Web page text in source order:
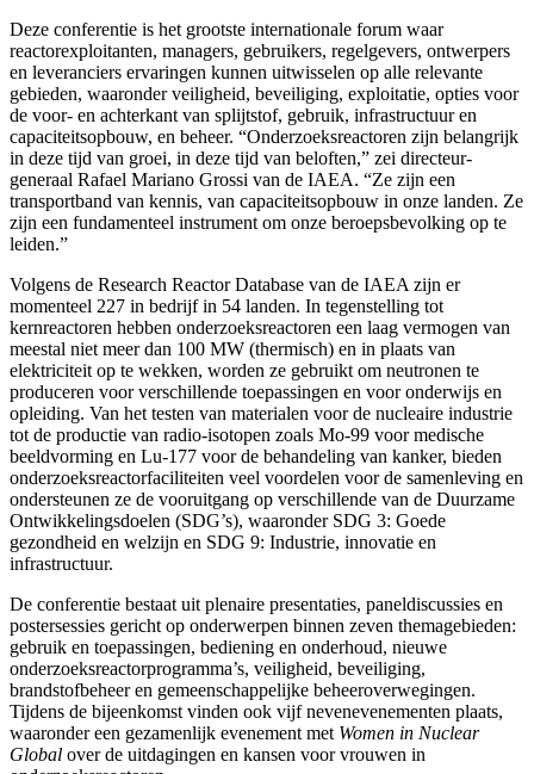
Deze conferentie is het grootste internationale forum waar
reactorexploitanten, managers, gebruikers, regelgevers, ontwerpers
en leveranciers ervaringen kunnen uitwisselen op alle relevante
gebieden, waaronder veiligheid, beveiliging, exploitatie, opties voor
de voor- en achterkant van splijtstof, gebruik, infrastructuur en
capaciteitsopbouw, en beheer. “Onderzoeksreactoren zijn belangrijk
in deze tijd van groei, in deze tijd van beloften,” zei directeur-
generaal Rafael Mariano Grossi van de IAEA. “Ze zijn een
transportband van kennis, van capaciteitsopbouw in onze landen. Ze
zijn een fundamenteel instrument om onze beroepsbevolking op te
leiden.”
Volgens de Research Reactor Database van de IAEA zijn er
momenteel 227 in bedrijf in 54 landen. In tegenstelling tot
kernreactoren hebben onderzoeksreactoren een laag vermogen van
meestal niet meer dan 100 MW (thermisch) en in plaats van
elektriciteit op te wekken, worden ze gebruikt om neutronen te
produceren voor verschillende toepassingen en voor onderwijs en
opleiding. Van het testen van materialen voor de nucleaire industrie
tot de productie van radio-isotopen zoals Mo-99 voor medische
beeldvorming en Lu-177 voor de behandeling van kanker, bieden
onderzoeksreactorfaciliteiten veel voordelen voor de samenleving en
ondersteunen ze de vooruitgang op verschillende van de Duurzame
Ontwikkelingsdoelen (SDG’s), waaronder SDG 3: Goede
gezondheid en welzijn en SDG 9: Industrie, innovatie en
infrastructuur.
De conferentie bestaat uit plenaire presentaties, paneldiscussies en
postersessies gericht op onderwerpen binnen zeven themagebieden:
gebruik en toepassingen, bediening en onderhoud, nieuwe
onderzoeksreactorprogramma’s, veiligheid, beveiliging,
brandstofbeheer en gemeenschappelijke beheeroverwegingen.
Tijdens de bijeenkomst vinden ook vijf nevenevenementen plaats,
waaronder een gezamenlijk evenement met Women in Nuclear
Global over de uitdagingen en kansen voor vrouwen in